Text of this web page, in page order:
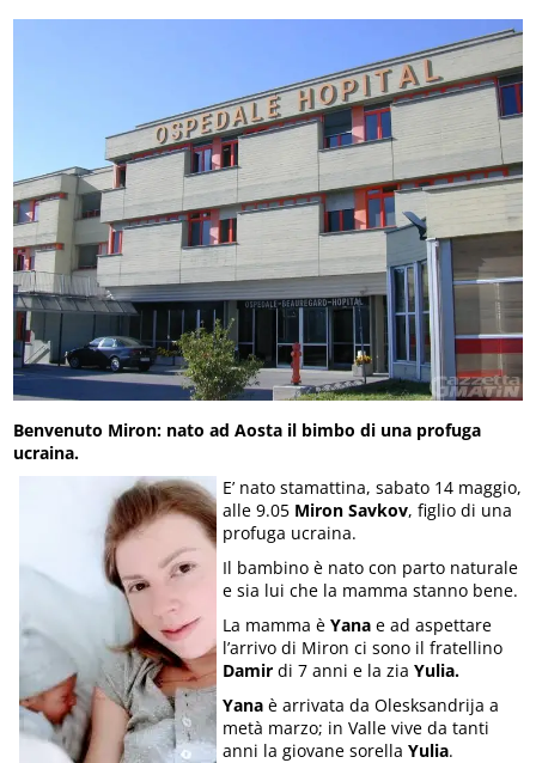
Benvenuto Miron: nato ad Aosta il bimbo di una profuga
ucraina.
E’ nato stamattina, sabato 14 maggio,
alle 9.05 Miron Savkov, figlio di una
profuga ucraina.
Il bambino è nato con parto naturale
e sia lui che la mamma stanno bene.
La mamma èYana e ad aspettare
l’arrivo di Miron ci sono il fratellino
Damir di 7 anni e la ziaYulia.
Yana è arrivata da Olesksandrija a
metà marzo; in Valle vive da tanti
anni la giovane sorellaYulia.